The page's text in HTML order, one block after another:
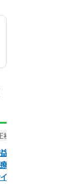
社員
財団法人大原記念倉
療機構 倉敷中央病院
ド 倉敷中央病院リ